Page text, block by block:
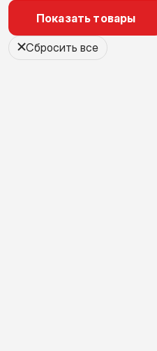
Показать товары
Сбросить все